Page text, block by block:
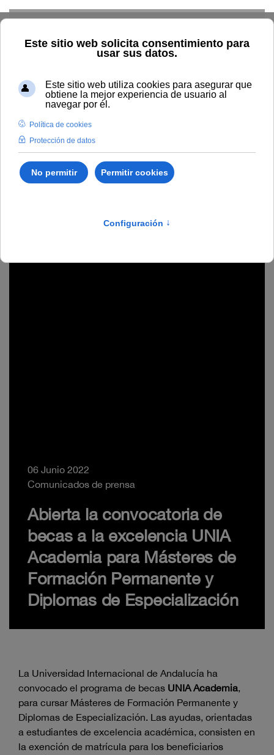
06 Junio 2022
Comunicados de prensa
Abierta la convocatoria de
becas a la excelencia UNIA
Academia para Másteres de
Formación Permanente y
Diplomas de Especialización
La Universidad Internacional de Andalucía ha
convocado el programa de becas UNIA Academia,
para cursar Másteres de Formación Permanente y
Diplomas de Especialización. Las ayudas, orientadas
a estudiantes de excelencia académica, consisten en
la exención de matrícula para los beneficiarios